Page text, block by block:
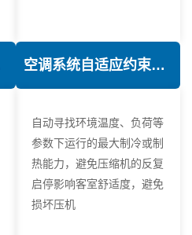
空调系统自适应约束控制技术
自动寻找环境温度、负荷等
参数下运行的最大制冷或制
热能力，避免压缩机的反复
启停影响客室舒适度，避免
损坏压机